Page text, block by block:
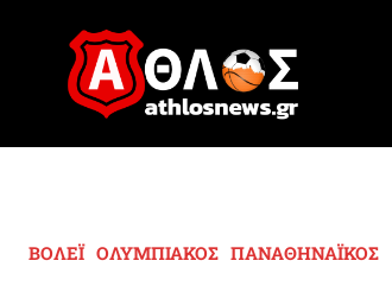
ΒΟΛΕΪ ΟΛΥΜΠΙΑΚΟΣ ΠΑΝΑΘΗΝΑΪΚΟΣ